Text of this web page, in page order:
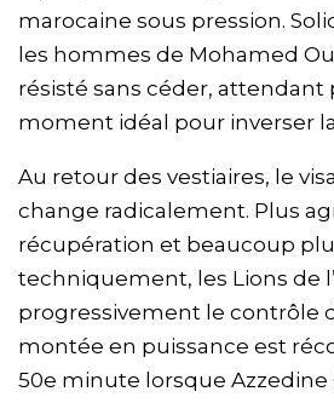
marocaine sous pression.
les hommes de Mohamed
résisté sans céder,
moment idéal pour inverser
Au retour des vestiaires, le
change radicalement. Plus
récupération et beaucoup
techniquement, les Lions de
progressivement le contrôle
montée en puissance est
50e minute lorsque